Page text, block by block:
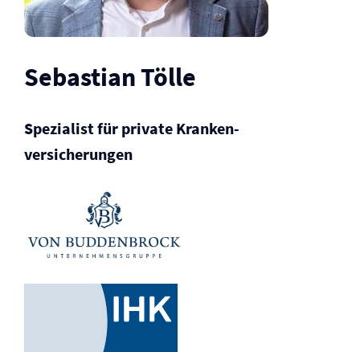
Sebastian Tölle
Spezialist für private Kranken­
versicherungen